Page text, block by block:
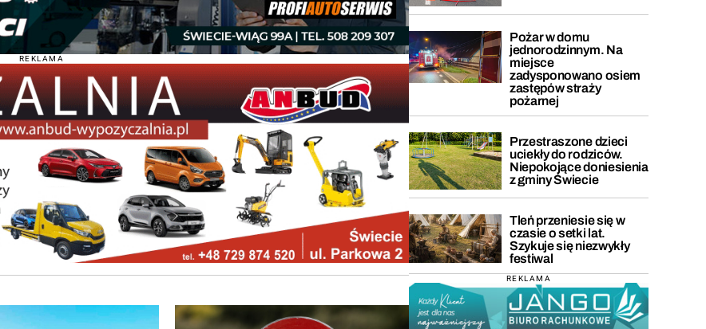
REKLAMA
Pożar w domu
jednorodzinnym. Na
miejsce
zadysponowano osiem
zastępów straży
pożarnej
Przestraszone dzieci
uciekły do rodziców.
Niepokojące doniesienia
z gminy Świecie
Tleń przeniesie się w
czasie o setki lat.
Szykuje się niezwykły
festiwal
REKLAMA